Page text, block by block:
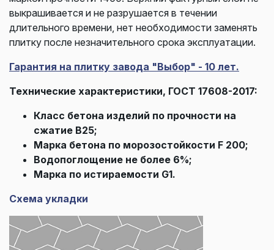
выкрашивается и не разрушается в течении
длительного времени, нет необходимости заменять
плитку после незначительного срока эксплуатации.
Гарантия на плитку завода "Выбор" - 10 лет.
Технические характеристики, ГОСТ 17608-2017:
Класс бетона изделий по прочности на
сжатие В25;
Марка бетона по морозостойкости F 200;
Водопоглощение не более 6%;
Марка по истираемости G1.
Схема укладки